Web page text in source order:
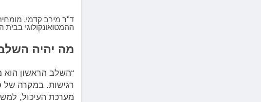
ד"ר מירב קדמי,
ההמטואונקולוגי
מה יהיה
“השלב הראשון הוא
מערכת העיכול,